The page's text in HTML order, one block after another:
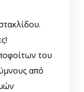
του
από